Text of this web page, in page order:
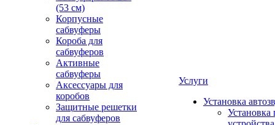
(53 см)
Корпусные
сабвуферы
Короба для
сабвуферов
Активные
сабвуферы
Аксессуары для
коробов
Защитные решетки
для сабвуферов
Услуги
Установка
Установка